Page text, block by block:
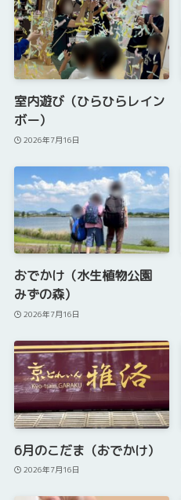
室内遊び（ひらひらレイン
ボー）
2026年7月16日
おでかけ（水生植物公園
みずの森）
2026年7月16日
6月のこだま（おでかけ）
2026年7月16日